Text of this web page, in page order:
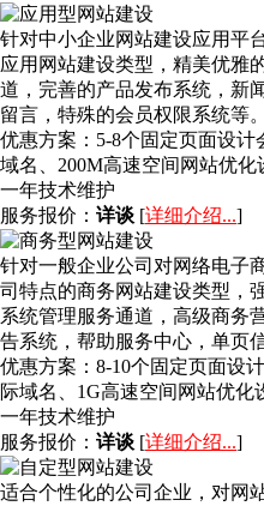
针对中小企业网站建设应用平
应用网站建设类型，精美优雅
道，完善的产品发布系统，新
留言，特殊的会员权限系统等。
优惠方案： 5-8个固定页面设
域名、200M高速空间网站优化
一年技术维护
服务报价： 详谈 [详细介绍...]
针对一般企业公司对网络电子
司特点的商务网站建设类型，
系统管理服务通道，高级商务
告系统，帮助服务中心，单页
优惠方案： 8-10个固定页面设
际域名、1G高速空间网站优化
一年技术维护
服务报价： 详谈 [详细介绍...]
适合个性化的公司企业，对网